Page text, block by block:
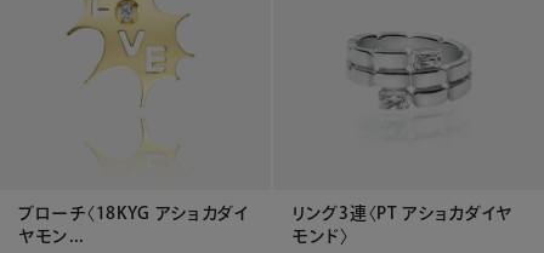
ブローチ〈18KYG アショカダイ
ヤモン...
リング3連〈PT アショカダイヤ
モンド〉